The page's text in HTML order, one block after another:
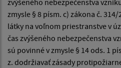
zmysle § 8 písm. c) zákona č.
látky na voľnom priestranstve v
čas zvýšeného nebezpečenstva
sú povinné v zmysle § 14 ods. 1
z. dodržiavať zásady